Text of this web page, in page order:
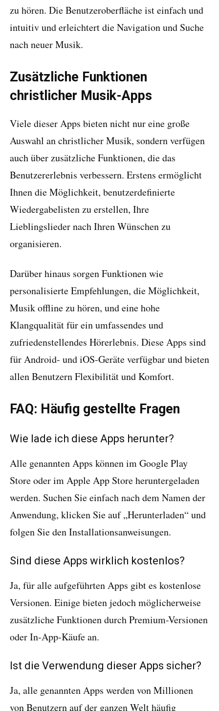
zu hören. Die Benutzeroberfläche ist einfach und
intuitiv und erleichtert die Navigation und Suche
nach neuer Musik.
Zusätzliche Funktionen
christlicher Musik-Apps
Viele dieser Apps bieten nicht nur eine große
Auswahl an christlicher Musik, sondern verfügen
auch über zusätzliche Funktionen, die das
Benutzererlebnis verbessern. Erstens ermöglicht
Ihnen die Möglichkeit, benutzerdefinierte
Wiedergabelisten zu erstellen, Ihre
Lieblingslieder nach Ihren Wünschen zu
organisieren.
Darüber hinaus sorgen Funktionen wie
personalisierte Empfehlungen, die Möglichkeit,
Musik offline zu hören, und eine hohe
Klangqualität für ein umfassendes und
zufriedenstellendes Hörerlebnis. Diese Apps sind
für Android- und iOS-Geräte verfügbar und bieten
allen Benutzern Flexibilität und Komfort.
FAQ: Häufig gestellte Fragen
Wie lade ich diese Apps herunter?
Alle genannten Apps können im Google Play
Store oder im Apple App Store heruntergeladen
werden. Suchen Sie einfach nach dem Namen der
Anwendung, klicken Sie auf „Herunterladen“ und
folgen Sie den Installationsanweisungen.
Sind diese Apps wirklich kostenlos?
Ja, für alle aufgeführten Apps gibt es kostenlose
Versionen. Einige bieten jedoch möglicherweise
zusätzliche Funktionen durch Premium-Versionen
oder In-App-Käufe an.
Ist die Verwendung dieser Apps sicher?
Ja, alle genannten Apps werden von Millionen
von Benutzern auf der ganzen Welt häufig